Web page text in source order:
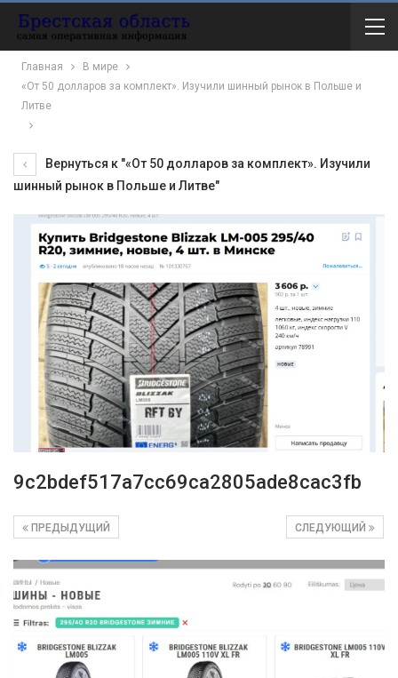
Главная
В мире
«От 50 долларов за комплект». Изучили шинный рынок в Польше и
Литве
Вернуться к "«От 50 долларов за комплект». Изучили
шинный рынок в Польше и Литве"
9c2bdef517a7cc69ca2805ade8cac3fb
СЛЕДУЮЩИЙ
ПРЕДЫДУЩИЙ